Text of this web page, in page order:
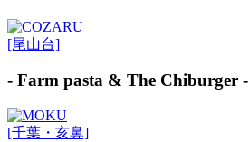
[尾山台]
- Farm pasta & The Chiburger -
[千葉・亥鼻]